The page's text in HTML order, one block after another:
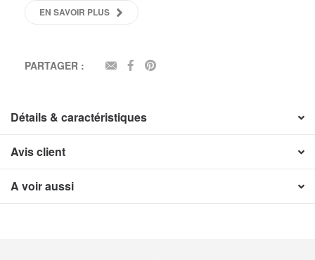
EN SAVOIR PLUS
PARTAGER : EMAILFACEBOOK
Détails & caractéristiques
Avis client
A voir aussi